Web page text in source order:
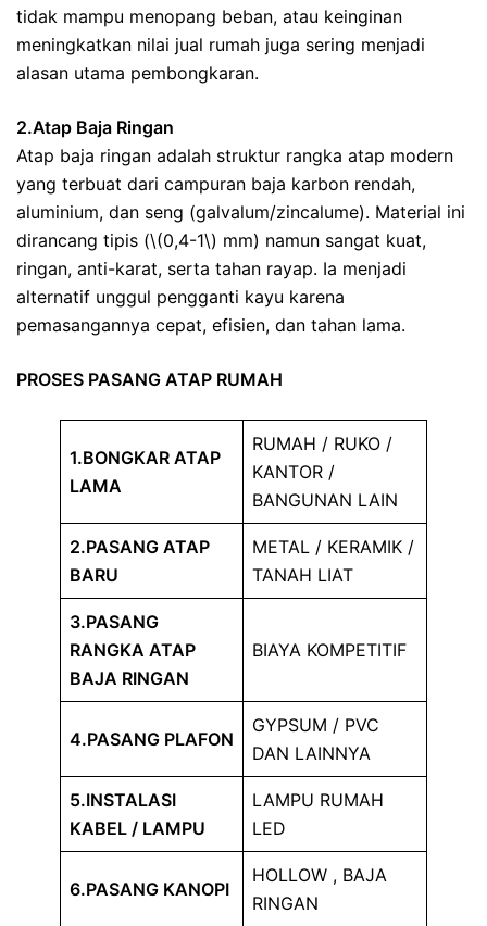
tidak mampu menopang beban, atau keinginan
meningkatkan nilai jual rumah juga sering menjadi
alasan utama pembongkaran.
2.Atap Baja Ringan
Atap baja ringan adalah struktur rangka atap modern
yang terbuat dari campuran baja karbon rendah,
aluminium, dan seng (galvalum/zincalume). Material ini
dirancang tipis (\(0,4-1\) mm) namun sangat kuat,
ringan, anti-karat, serta tahan rayap. Ia menjadi
alternatif unggul pengganti kayu karena
pemasangannya cepat, efisien, dan tahan lama.
PROSES PASANG ATAP RUMAH
1.BONGKAR ATAP
LAMA
RUMAH / RUKO /
KANTOR /
BANGUNAN LAIN
2.PASANG ATAP
BARU
METAL / KERAMIK /
TANAH LIAT
3.PASANG
RANGKA ATAP
BAJA RINGAN
BIAYA KOMPETITIF
4.PASANG PLAFON
GYPSUM / PVC
DAN LAINNYA
5.INSTALASI
KABEL / LAMPU
LAMPU RUMAH
LED
6.PASANG KANOPI
HOLLOW , BAJA
RINGAN